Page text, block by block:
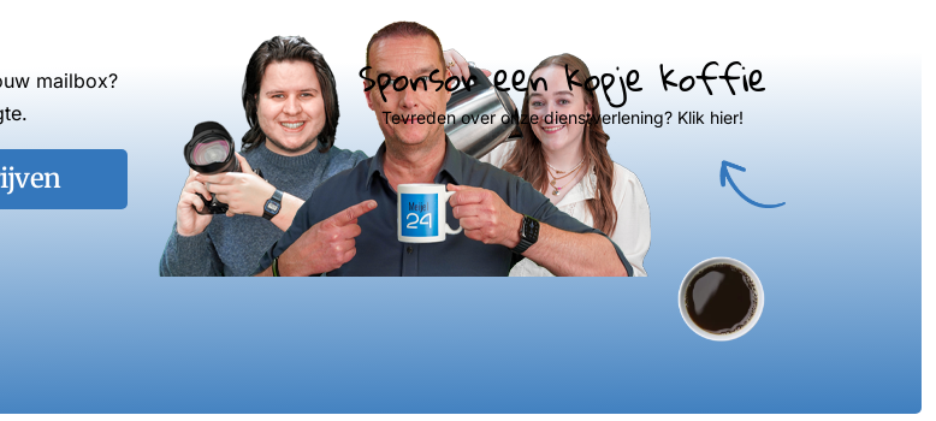
mailbox?
Sponsor een kopje koffie
Tevreden over onze dienstverlening? Klik hier!